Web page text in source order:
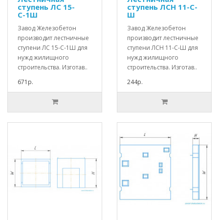
ступень ЛС 15-
С-1Ш
Завод Железобетон
производит лестничные
ступени ЛС 15-С-1Ш для
нужд жилищного
строительства. Изготав..
671р.
ступень ЛСН 11-С-
Ш
Завод Железобетон
производит лестничные
ступени ЛСН 11-С-Ш для
нужд жилищного
строительства. Изготав..
244р.